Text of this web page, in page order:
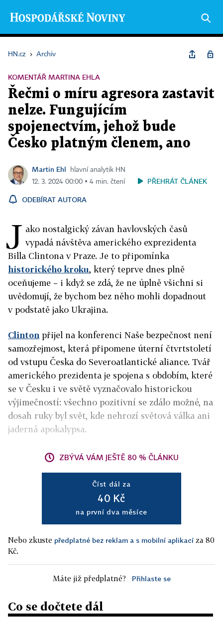
HN.cz › Archiv
KOMENTÁŘ MARTINA EHLA
Řečmi o míru agresora zastavit
nelze. Fungujícím
spojenectvím, jehož bude
Česko platným členem, ano
Martin Ehl
hlavní analytik HN
12. 3. 2024 00:00 ▪ 4 min. čtení
PŘEHRÁT ČLÁNEK
ODEBÍRAT AUTORA
J ako nostalgický závan havlovských časů
vypadá návštěva amerického exprezidenta
Billa Clintona v Praze. Je to připomínka
historického kroku, který teprve dnes plně
oceňujeme – i když se zdá, že ne úplně všichni si
uvědomují, že bychom bez něho mohli dopadnout
v podstatě jako Ukrajina.
Clinton přijel na konferenci Naše bezpečnost není
samozřejmost, která připomene úterní čtvrtstoletí
od vstupu Česka do Severoatlantické aliance. Tvář
amerického prezidenta je spojena s obdobím, které
se v Česku i ve světě vyznačovalo historickou
výjimečností: všechno pozitivní se zdálo možné, na
dosah ruky byl svět, kde nehrozí světová válka ani
jaderná apokalypsa.
ZBÝVÁ VÁM JEŠTĚ 80 % ČLÁNKU
Číst dál za
40 Kč
na první dva měsíce
Nebo zkuste předplatné bez reklam a s mobilní aplikací za 80
Kč.
Máte již předplatné? Přihlaste se
Co se dočtete dál